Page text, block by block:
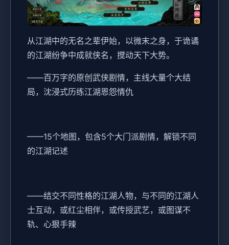
从江湖中的无名之辈伊始，以微末之身，于诡谲
的江湖纷争中成就侠名，搅动天下大势。
——百万字的原创武侠剧情，主线大量个大结
局，沈浸式历练江湖恩怨情仇
——15个地图，包含5个大门派剧情，解锁不同
的江湖记述
——结交不同性格的江湖人物，与不同的江湖人
士互动，或红尘相伴，或传授武艺，或图谋不
轨、心狠手辣